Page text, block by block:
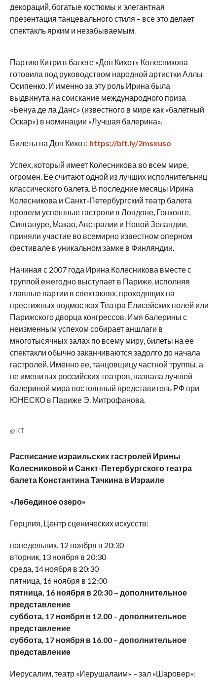
декораций, богатые костюмы и элегантная
презентация танцевального стиля – все это делает
спектакль ярким и незабываемым.
Партию Китри в балете «Дон Кихот» Колесникова
готовила под руководством народной артистки Аллы
Осипенко. И именно за эту роль Ирина была
выдвинута на соискание международного приза
«Бенуа де ла Данс» (известного в мире как «балетный
Оскар») в номинации «Лучшая балерина».
Билеты на Дон Кихот: https://bit.ly/2msxuso
Успех, который имеет Колесникова во всем мире,
огромен. Ее считают одной из лучших исполнительниц
классического балета. В последние месяцы Ирина
Колесникова и Санкт-Петербургский театр балета
провели успешные гастроли в Лондоне, Гонконге,
Сингапуре, Макао, Австралии и Новой Зеландии,
приняли участие во всемирно известном оперном
фестивале в уникальном замке в Финляндии.
Начиная с 2007 года Ирина Колесникова вместе с
труппой ежегодно выступает в Париже, исполняя
главные партии в спектаклях, проходящих на
престижных подмостках Театра Елисейских полей или
Парижского дворца конгрессов. Имя балерины с
неизменным успехом собирает аншлаги в
многотысячных залах по всему миру, билеты на ее
спектакли обычно заканчиваются задолго до начала
гастролей. Именно ее, танцовщицу частной труппы, а
не именитых российских театров, назвала лучшей
балериной мира постоянный представитель РФ при
ЮНЕСКО в Париже Э. Митрофанова.
@ KT
Расписание израильских гастролей Ирины
Колесниковой и Санкт-Петербургского театра
балета Константина Тачкина в Израиле
«Лебединое озеро»
Герцлия, Центр сценических искусств:
понедельник, 12 ноября в 20:30
вторник, 13 ноября в 20:30
среда, 14 ноября в 20:30
пятница, 16 ноября в 12:00
пятница, 16 ноября в 20:30 – дополнительное
представление
суббота, 17 ноября в 12.00 – дополнительное
представление
суббота, 17 ноября в 16.00 – дополнительное
представление
Иерусалим, театр «Иерушалаим» – зал «Шаровер»: